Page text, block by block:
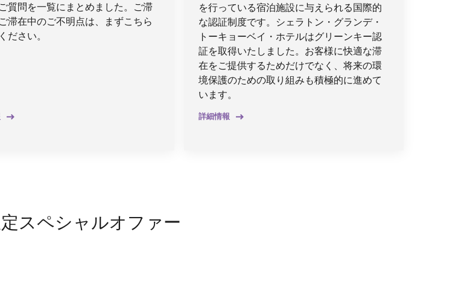
質問を一覧にまとめました。ご滞
滞在中のご不明点は、まずこちら
ださい。
を行っている宿泊施設に与えられる国際的
な認証制度です。シェラトン・グランデ・
トーキョーベイ・ホテルはグリーンキー認
証を取得いたしました。お客様に快適な滞
在をご提供するためだけでなく、将来の環
境保護のための取り組みも積極的に進めて
います。
詳細情報
スペシャルオファー